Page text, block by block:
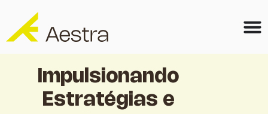
Impulsionando
Estratégias e